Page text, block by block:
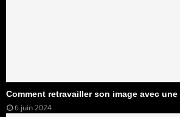
Comment retravailler son image avec
6 juin 2024